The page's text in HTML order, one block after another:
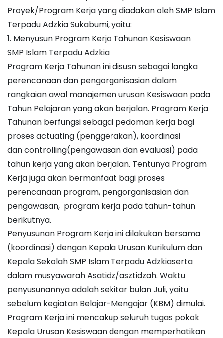
Proyek/Program Kerja yang diadakan oleh SMP Islam
Terpadu Adzkia Sukabumi, yaitu:
1. Menyusun Program Kerja Tahunan Kesiswaan
SMP Islam Terpadu Adzkia
Program Kerja Tahunan ini disusn sebagai langka
perencanaan dan pengorganisasian dalam
rangkaian awal manajemen urusan Kesiswaan pada
Tahun Pelajaran yang akan berjalan. Program Kerja
Tahunan berfungsi sebagai pedoman kerja bagi
proses actuating (penggerakan), koordinasi
dan controlling(pengawasan dan evaluasi) pada
tahun kerja yang akan berjalan. Tentunya Program
Kerja juga akan bermanfaat bagi proses
perencanaan program, pengorganisasian dan
pengawasan, program kerja pada tahun-tahun
berikutnya.
Penyusunan Program Kerja ini dilakukan bersama
(koordinasi) dengan Kepala Urusan Kurikulum dan
Kepala Sekolah SMP Islam Terpadu Adzkiaserta
dalam musyawarah Asatidz/asztidzah. Waktu
penyusunannya adalah sekitar bulan Juli, yaitu
sebelum kegiatan Belajar-Mengajar (KBM) dimulai.
Program Kerja ini mencakup seluruh tugas pokok
Kepala Urusan Kesiswaan dengan memperhatikan